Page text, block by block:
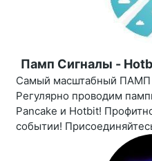
Памп Сигналы -
Самый масштабный ПАМП
Регулярно проводим
Pancake и Hotbit!
событии!